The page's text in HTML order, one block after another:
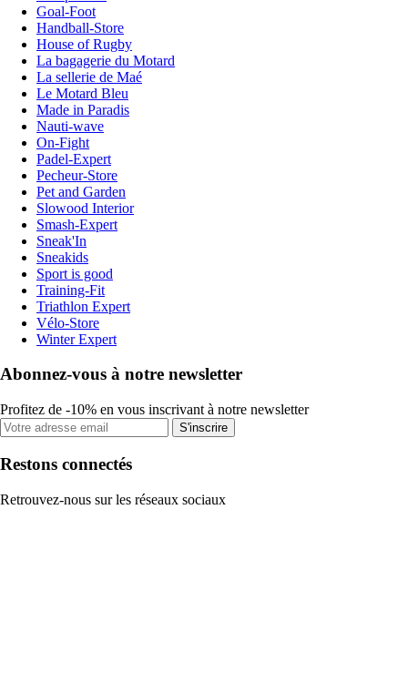
Goal-Foot
Handball-Store
House of Rugby
La bagagerie du Motard
La sellerie de Maé
Le Motard Bleu
Made in Paradis
Nauti-wave
On-Fight
Padel-Expert
Pecheur-Store
Pet and Garden
Slowood Interior
Smash-Expert
Sneak'In
Sneakids
Sport is good
Training-Fit
Triathlon Expert
Vélo-Store
Winter Expert
Abonnez-vous à notre newsletter
Profitez de -10% en vous inscrivant à notre newsletter
S'inscrire
Restons connectés
Retrouvez-nous sur les réseaux sociaux